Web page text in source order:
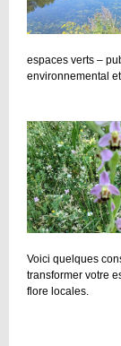
espaces verts –
environnemental
Voici quelques
transformer votre
flore locales.